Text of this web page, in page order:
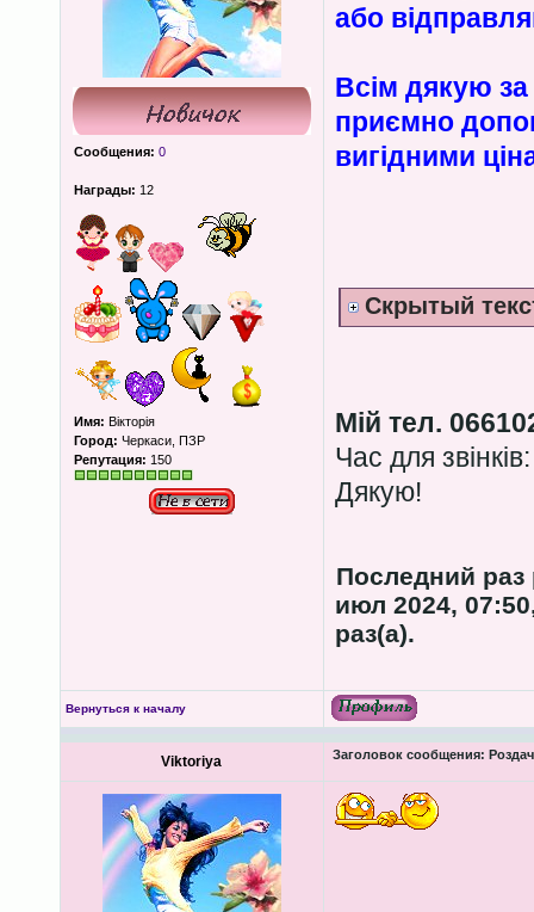
Сообщения: 0
Награды: 12
Имя: Вікторія
Город: Черкаси, ПЗР
Репутация: 150
або
Всім дякую за
приємно
вигідними
Скрытый
Мій тел.
Час для
Дякую!
Последний
июл 2024,
раз(а).
Вернуться к началу
Viktoriya Заголовок сообщения: